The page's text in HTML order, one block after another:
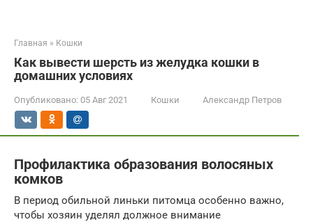
Главная » Кошки
Как вывести шерсть из желудка кошки в
домашних условиях
Опубликовано: 05 Авг 2021 Кошки Александр Петров
Профилактика образования волосяных
комков
В период обильной линьки питомца особенно важно,
чтобы хозяин уделял должное внимание